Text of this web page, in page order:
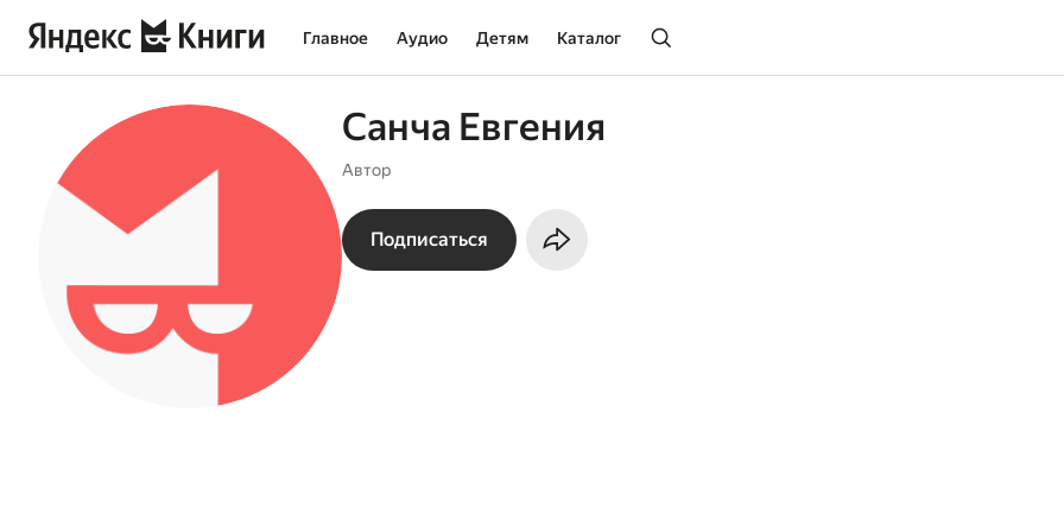
Главное Аудио Детям Каталог
Санча Евгения
Автор
Подписаться